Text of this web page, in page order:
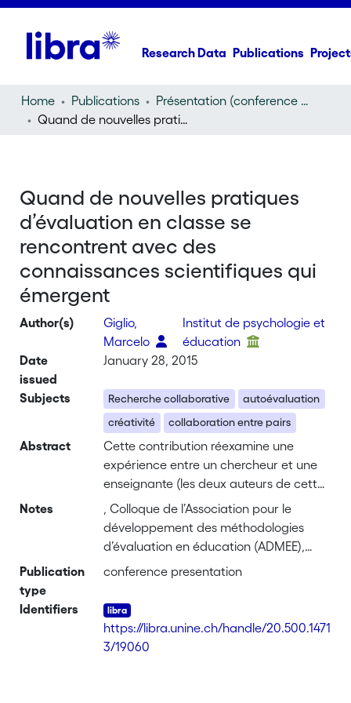
Research Data Publications
Home Publications
Présentation (conference presentation)
Quand de nouvelles pratiques d’évaluation en classe se rencontrent avec des connaissances scientifiques qui émergent
Quand de nouvelles pratiques
d’évaluation en classe se
rencontrent avec des
connaissances scientifiques qui
émergent
Author(s)
Giglio,
Marcelo
Institut de psychologie et
éducation
Date
issued
January 28, 2015
Subjects Recherche collaborative
autoévaluation
créativité
collaboration entre pairs
Abstract
Cette contribution réexamine une
expérience entre un chercheur et une
enseignante (les deux auteurs de cette
communication) en analysant certains
apports pour le développement
professionnel de deux communautés,
pratique d’enseignement.
l’objet de leur étude qui tente de mieux
comprendre un continuum possible
entre l’observation de l’enseignant lors
Notes
, Colloque de l’Association pour le
développement des méthodologies
d’évaluation en éducation (ADMEE),
Liège
Publication
type
conference presentation
Identifiers
https://libra.unine.ch/handle/20.500.1471
3/19060